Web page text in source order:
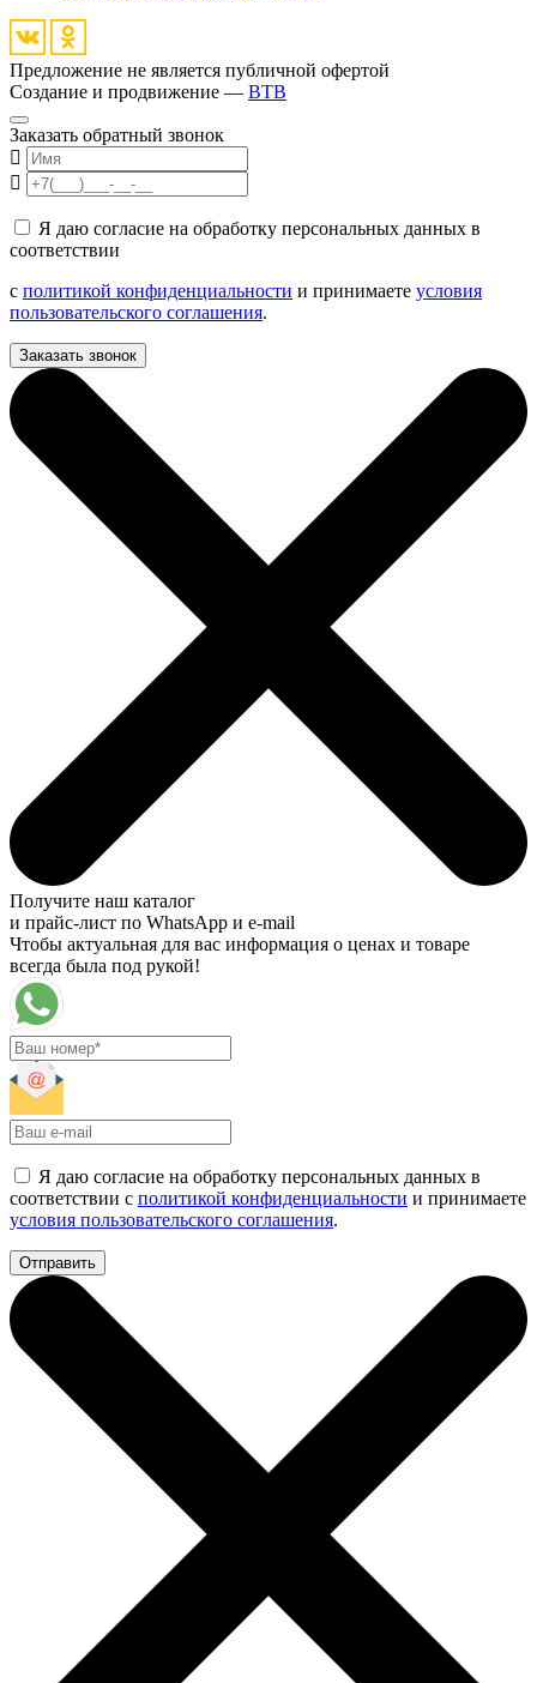
Предложение не является публичной офертой
Создание и продвижение — BTB
Заказать обратный звонок
Я даю согласие на обработку персональных данных в
соответствии
с политикой конфиденциальности и принимаете условия
пользовательского соглашения.
Заказать звонок
Получите наш каталог
и прайс-лист по WhatsApp и e-mail
Чтобы актуальная для вас информация о ценах и товаре
всегда была под рукой!
Я даю согласие на обработку персональных данных в
соответствии с политикой конфиденциальности и принимаете
условия пользовательского соглашения.